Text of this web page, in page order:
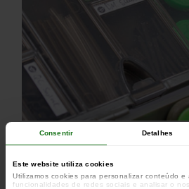
Consentir Detalhes
Este website utiliza cookies
Utilizamos cookies para personalizar conteúdo e
funcionalidades de redes sociais e analisar o